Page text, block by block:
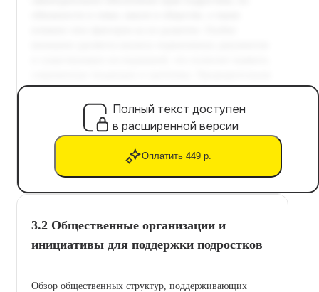
Полный текст доступен
в расширенной версии
Оплатить 449 р.
3.2 Общественные организации и
инициативы для поддержки подростков
Обзор общественных структур, поддерживающих